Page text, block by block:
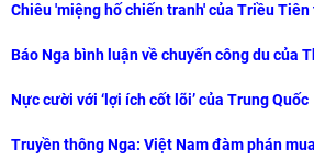
Chiêu 'miệng hố chiến tranh' của Triều
Báo Nga bình luận về chuyến công du của
Nực cười với ‘lợi ích cốt lõi’ của Trung Quốc
Truyền thông Nga: Việt Nam đàm phán